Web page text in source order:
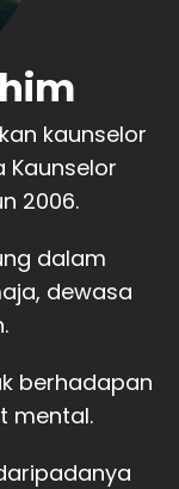
kaunselor
2006.
dalam
dewasa
berhadapan
mental.